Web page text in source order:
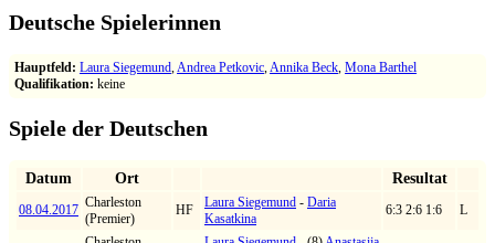
Deutsche Spielerinnen
Hauptfeld: Laura Siegemund,Andrea Petkovic,Annika Beck, Mona Barthel
Qualifikation: keine
Spiele der Deutschen
Datum Ort Resultat
08.04.2017 Charleston
(Premier)
HF Laura Siegemund - Daria
Kasatkina
6:3 2:6 1:6 L